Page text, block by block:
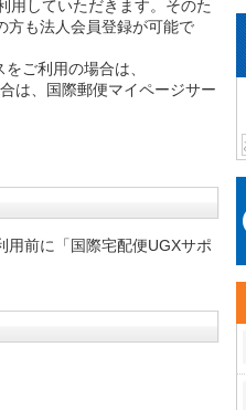
用していただきます。そのた
方も法人会員登録が可能で
ご利用の場合は、
は、国際郵便マイページサー
用前に「国際宅配便UGXサポ